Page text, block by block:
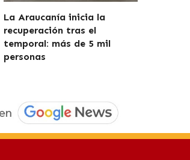
La Araucanía inicia la
recuperación tras el
temporal: más de 5 mil
personas